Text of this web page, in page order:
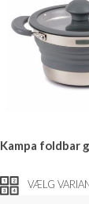
Kampa foldbar
VÆLG